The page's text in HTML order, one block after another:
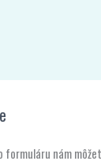
nám